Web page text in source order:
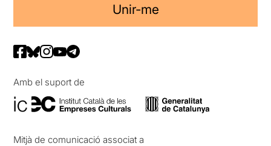
Unir-me
Amb el suport de
Mitjà de comunicació associat a